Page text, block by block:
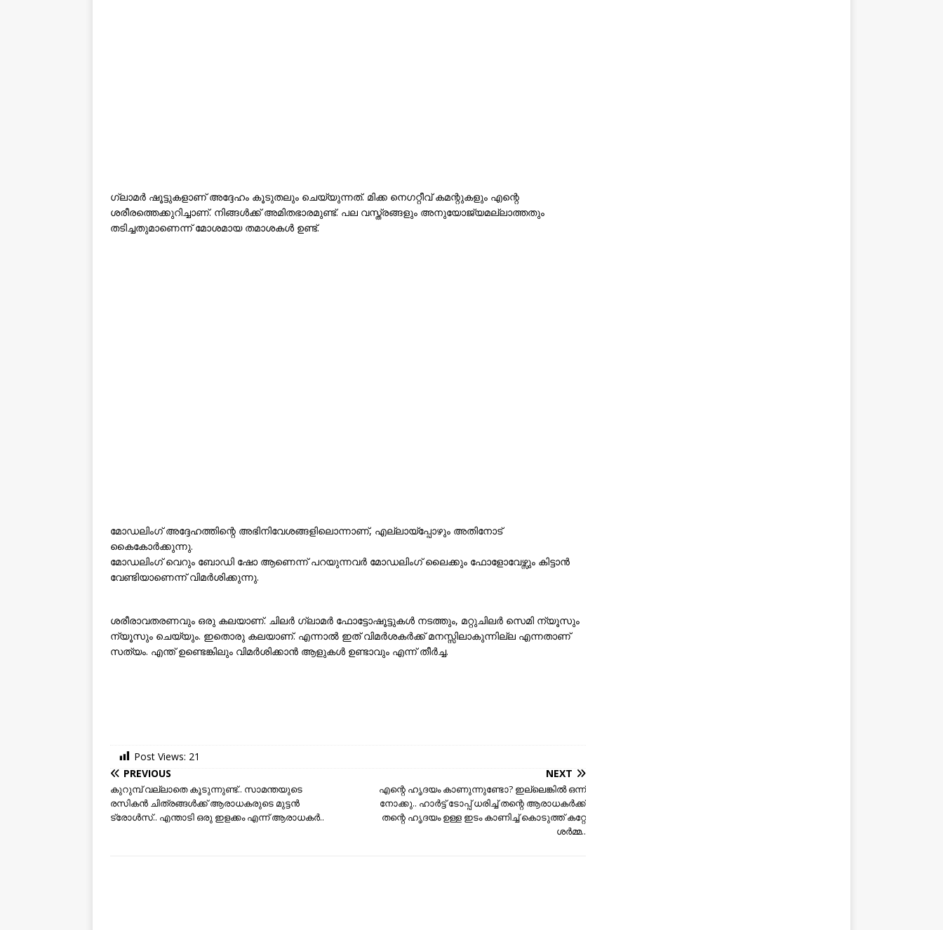
ഗ്ലാമർ ഷൂട്ടുകളാണ് അദ്ദേഹം കൂടുതലും ചെയ്യുന്നത്. മിക്ക നെഗറ്റീവ് കമന്റുകളും എന്റെ
ശരീരത്തെക്കുറിച്ചാണ്. നിങ്ങൾക്ക് അമിതഭാരമുണ്ട്. പല വസ്ത്രങ്ങളും അനുയോജ്യമല്ലാത്തതും
തടിച്ചതുമാണെന്ന് മോശമായ തമാശകൾ ഉണ്ട്.
മോഡലിംഗ് അദ്ദേഹത്തിന്റെ അഭിനിവേശങ്ങളിലൊന്നാണ്, എല്ലായ്പ്പോഴും അതിനോട്
കൈകോർക്കുന്നു.
മോഡലിംഗ് വെറും ബോഡി ഷോ ആണെന്ന് പറയുന്നവർ മോഡലിംഗ് ലൈക്കും ഫോളോവേഴ്സും കിട്ടാൻ
വേണ്ടിയാണെന്ന് വിമർശിക്കുന്നു.
ശരീരാവതരണവും ഒരു കലയാണ്. ചിലർ ഗ്ലാമർ ഫോട്ടോഷൂട്ടുകൾ നടത്തും, മറ്റുചിലർ സെമി ന്യൂസും
ന്യൂസും ചെയ്യും. ഇതൊരു കലയാണ്. എന്നാൽ ഇത് വിമർശകർക്ക് മനസ്സിലാകുന്നില്ല എന്നതാണ്
സത്യം. എന്ത് ഉണ്ടെങ്കിലും വിമര്‍ശിക്കാന്‍ ആളുകള്‍ ഉണ്ടാവും എന്ന് തീര്‍ച്ച.
Post Views: 21
PREVIOUS
കുറുമ്പ് വല്ലാതെ കൂടുന്നുണ്ട്.. സാമന്തയുടെ
രസികന്‍ ചിത്രങ്ങള്‍ക്ക് ആരാധകരുടെ മുട്ടന്‍
ട്രോള്‍സ്.. എന്താടി ഒരു ഇളക്കം എന്ന് ആരാധകര്‍..
NEXT
എന്റെ ഹൃദയം കാണുന്നുണ്ടോ? ഇല്ലെങ്കില്‍ ഒന്ന്
നോക്കു.. ഹാർട്ട് ടോപ്പ് ധരിച്ച് തന്റെ ആരാധകർക്ക്
തന്റെ ഹൃദയം ഉള്ള ഇടം കാണിച്ച് കൊടുത്ത് കറ്റേ
ശർമ്മ..